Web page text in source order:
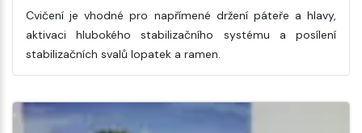
Cvičení je vhodné pro napřímené držení páteře a hlavy,
aktivaci hlubokého stabilizačního systému a posílení
stabilizačních svalů lopatek a ramen.